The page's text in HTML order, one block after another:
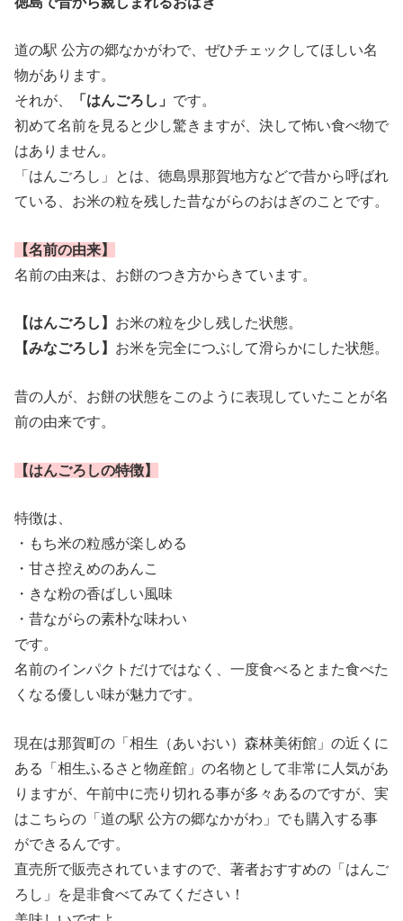
道の駅 公方の郷なかがわで、ぜひチェックしてほしい名
物があります。
それが、
「はんごろし」 です。
初めて名前を見ると少し驚きますが、決して怖い食べ物で
はありません。
「はんごろし」とは、徳島県那賀地方などで昔から呼ばれ
ている、お米の粒を残した昔ながらのおはぎのことです。
【名前の由来】
名前の由来は、お餅のつき方からきています。
【はんごろし】 お米の粒を少し残した状態。
【みなごろし】 お米を完全につぶして滑らかにした状態。
昔の人が、お餅の状態をこのように表現していたことが名
前の由来です。
【はんごろしの特徴】
特徴は、
・もち米の粒感が楽しめる
・甘さ控えめのあんこ
・きな粉の香ばしい風味
・昔ながらの素朴な味わい
です。
名前のインパクトだけではなく、一度食べるとまた食べた
くなる優しい味が魅力です。
現在は那賀町の「相生（あいおい）森林美術館」の近くに
ある「相生ふるさと物産館」の名物として非常に人気があ
りますが、午前中に売り切れる事が多々あるのですが、実
はこちらの「道の駅 公方の郷なかがわ」でも購入する事
ができるんです。
直売所で販売されていますので、著者おすすめの「はんご
ろし」を是非食べてみてください！